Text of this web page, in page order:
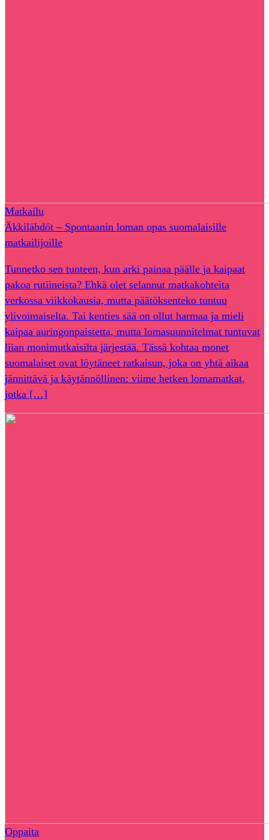
Matkailu
Äkkilähdöt – Spontaanin loman opas suomalaisille
matkailijoille
Tunnetko sen tunteen, kun arki painaa päälle ja kaipaat
pakoa rutiineista? Ehkä olet selannut matkakohteita
verkossa viikkokausia, mutta päätöksenteko tuntuu
ylivoimaiselta. Tai kenties sää on ollut harmaa ja mieli
kaipaa auringonpaistetta, mutta lomasuunnitelmat tuntuvat
liian monimutkaisilta järjestää. Tässä kohtaa monet
suomalaiset ovat löytäneet ratkaisun, joka on yhtä aikaa
jännittävä ja käytännöllinen: viime hetken lomamatkat,
jotka […]
Oppaita